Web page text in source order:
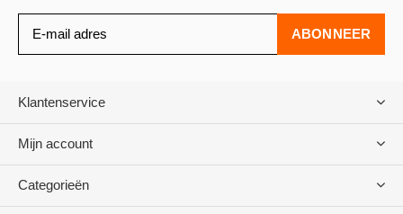
ABONNEER
Klantenservice
Mijn account
Categorieën